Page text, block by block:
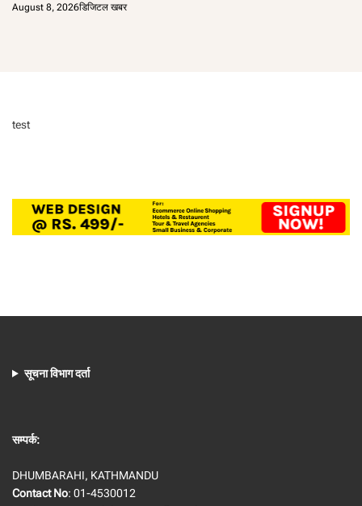
August 8, 2026डिजिटल खबर
test
सूचना विभाग दर्ता
सम्पर्क:
DHUMBARAHI, KATHMANDU
Contact No: 01-4530012